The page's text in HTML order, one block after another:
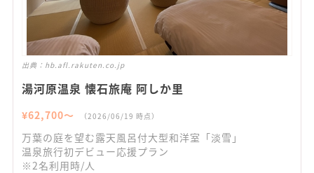
出典： hb.afl.rakuten.co.jp
湯河原温泉 懐石旅庵 阿しか里
¥62,700〜 （2026/06/19 時点）
万葉の庭を望む露天風呂付大型和洋室「淡雪」
温泉旅行初デビュー応援プラン
※2名利用時/人